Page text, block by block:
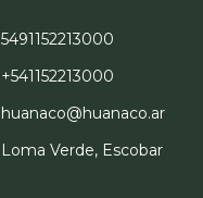
5491152213000
+541152213000
huanaco@huanaco.ar
Loma Verde, Escobar